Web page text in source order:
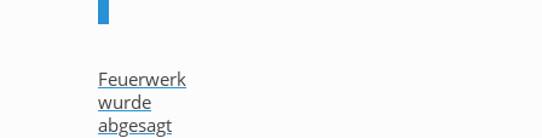
Feuerwerk
wurde
abgesagt